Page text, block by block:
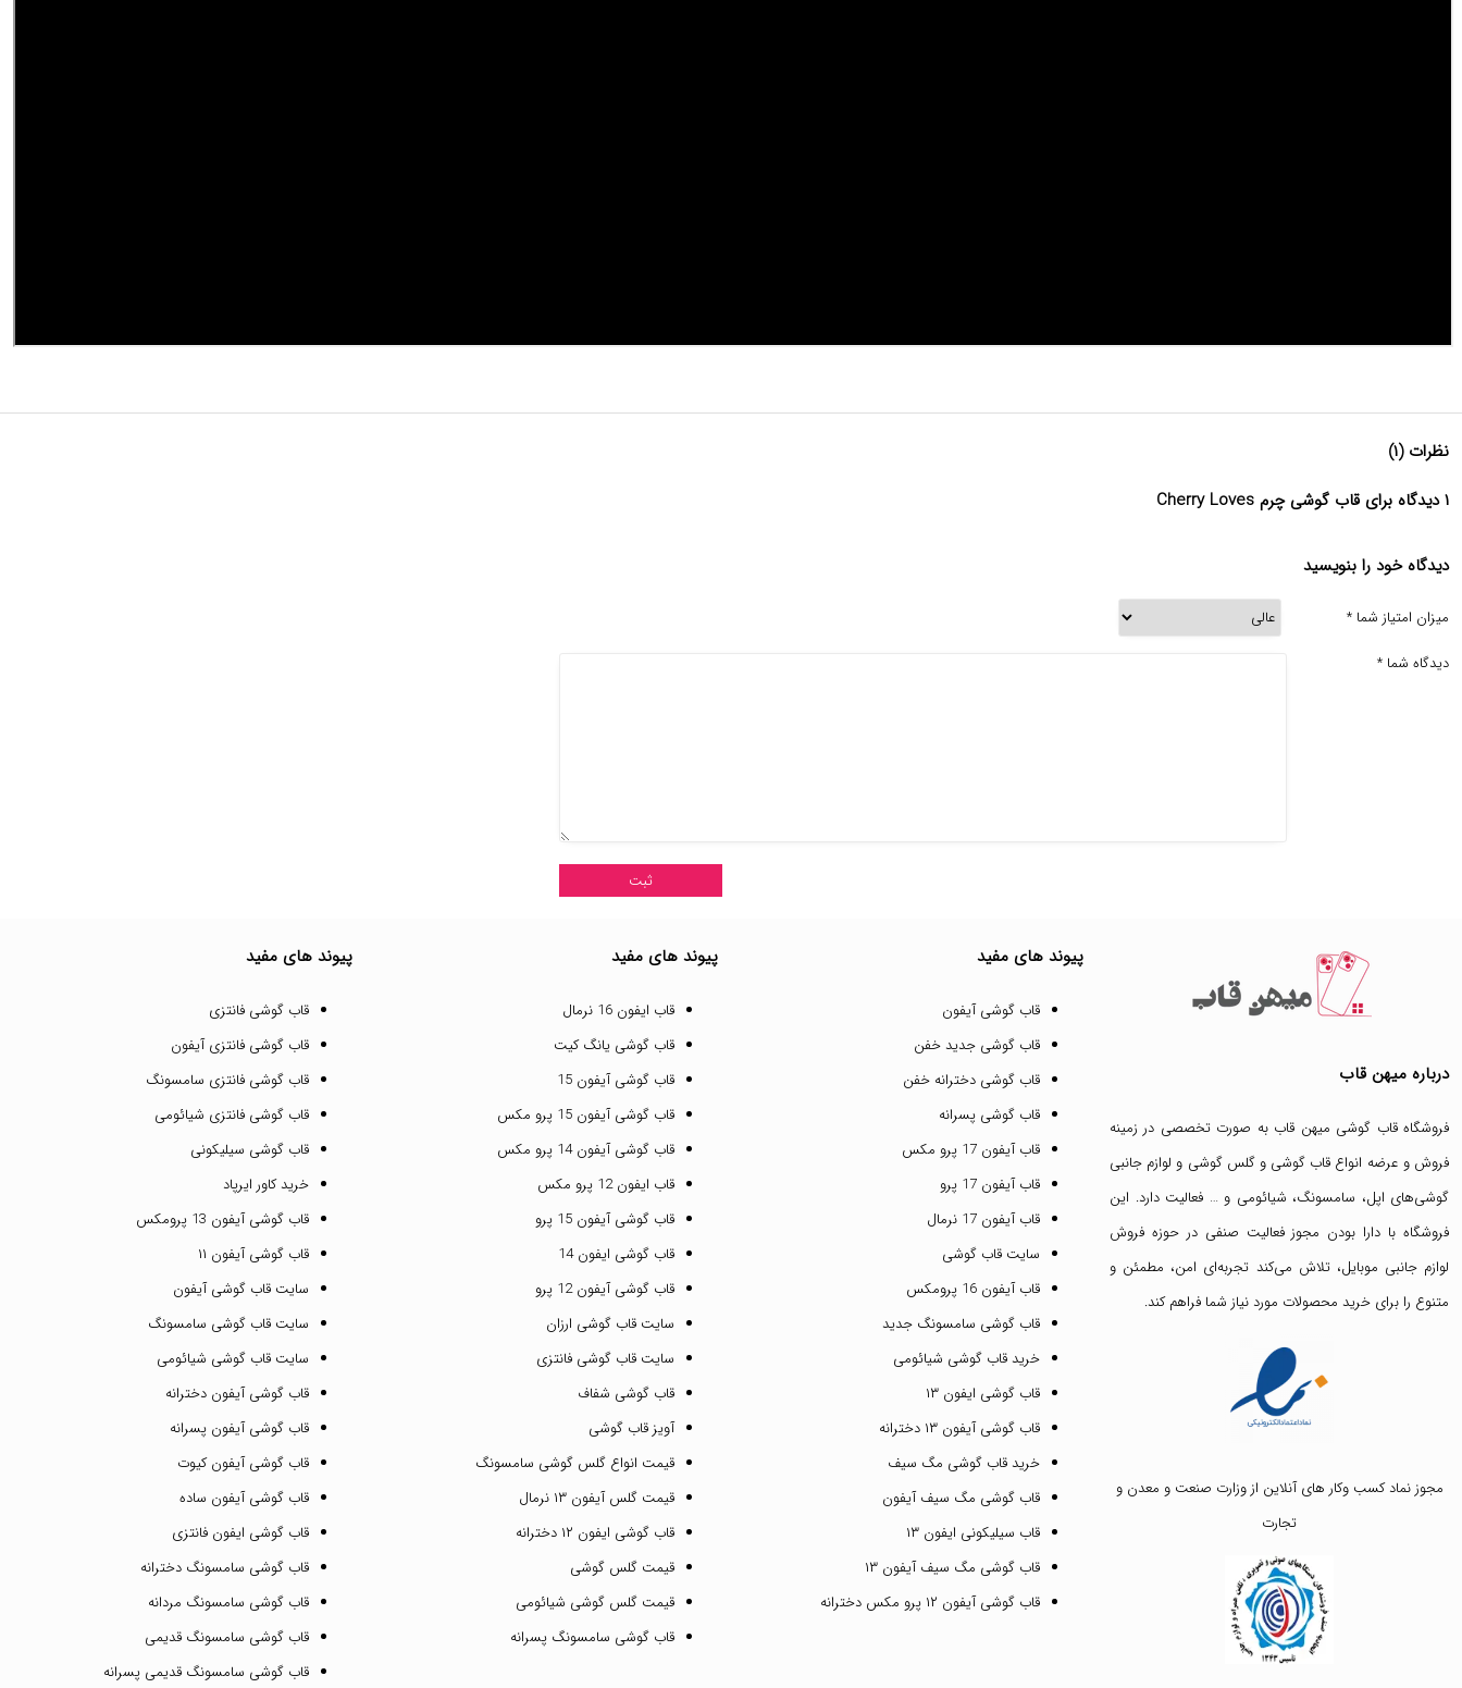
نظرات (۱)
۱ دیدگاه برای قاب گوشی چرم Cherry Loves
دیدگاه خود را بنویسید
میزان امتیاز شما *
دیدگاه شما *
درباره میهن قاب
فروشگاه قاب گوشی میهن قاب به صورت تخصصی در زمینه
فروش و عرضه انواع قاب گوشی وگلس گوشی و لوازم جانبی
گوشی‌های اپل، سامسونگ، شیائومی و … فعالیت دارد. این
فروشگاه با دارا بودن مجوز فعالیت صنفی در حوزه فروش
لوازم جانبی موبایل، تلاش می‌کند تجربه‌ای امن، مطمئن و
متنوع را برای خرید محصولات مورد نیاز شما فراهم کند.
مجوز نماد کسب وکار های آنلاین از وزارت صنعت و معدن و
تجارت
پیوند های مفید
قاب گوشی آیفون
قاب گوشی جدید خفن
قاب گوشی دخترانه خفن
قاب گوشی پسرانه
قاب آیفون 17 پرو مکس
قاب آیفون 17 پرو
قاب آیفون 17 نرمال
سایت قاب گوشی
قاب آیفون 16 پرومکس
قاب گوشی سامسونگ جدید
خرید قاب گوشی شیائومی
قاب گوشی ایفون ۱۳
قاب گوشی آیفون ۱۳ دخترانه
خرید قاب گوشی مگ سیف
قاب گوشی مگ سیف آیفون
قاب سیلیکونی ایفون ۱۳
قاب گوشی مگ سیف آیفون ۱۳
قاب گوشی آیفون ۱۲ پرو مکس دخترانه
پیوند های مفید
قاب ایفون 16 نرمال
قاب گوشی یانگ کیت
قاب گوشی آیفون 15
قاب گوشی آیفون 15 پرو مکس
قاب گوشی آیفون 14 پرو مکس
قاب ایفون 12 پرو مکس
قاب گوشی آیفون 15 پرو
قاب گوشی ایفون 14
قاب گوشی آیفون 12 پرو
سایت قاب گوشی ارزان
سایت قاب گوشی فانتزی
قاب گوشی شفاف
آویز قاب گوشی
قیمت انواع گلس گوشی سامسونگ
قیمت گلس آیفون ۱۳ نرمال
قاب گوشی ایفون ۱۲ دخترانه
قیمت گلس گوشی
قیمت گلس گوشی شیائومی
قاب گوشی سامسونگ پسرانه
پیوند های مفید
قاب گوشی فانتزی
قاب گوشی فانتزی آیفون
قاب گوشی فانتزی سامسونگ
قاب گوشی فانتزی شیائومی
قاب گوشی سیلیکونی
خرید کاور ایرپاد
قاب گوشی آیفون 13 پرومکس
قاب گوشی آیفون ۱۱
سایت قاب گوشی آیفون
سایت قاب گوشی سامسونگ
سایت قاب گوشی شیائومی
قاب گوشی آیفون دخترانه
قاب گوشی آیفون پسرانه
قاب گوشی آیفون کیوت
قاب گوشی آیفون ساده
قاب گوشی ایفون فانتزی
قاب گوشی سامسونگ دخترانه
قاب گوشی سامسونگ مردانه
قاب گوشی سامسونگ قدیمی
قاب گوشی سامسونگ قدیمی پسرانه